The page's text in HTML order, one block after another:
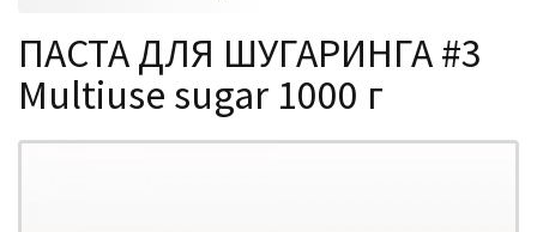
ПАСТА ДЛЯ ШУГАРИНГА #3
Multiuse sugar 1000 г